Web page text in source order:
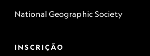
National Geographic Society
INSCRIÇÃO